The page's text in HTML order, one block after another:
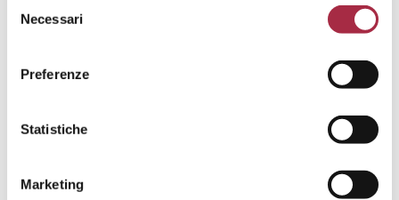
Necessari
Preferenze
Statistiche
Marketing